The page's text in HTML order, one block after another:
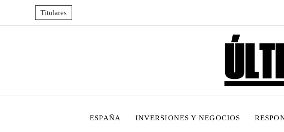
Títulares
ESPAÑA INVERSIONES Y NEGOCIOS